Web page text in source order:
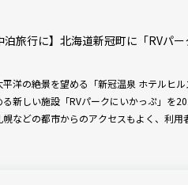
もまとめました。
泊旅行に】北海道新冠町に「RVパ
洋の絶景を望める「新冠温泉 ホテルヒ
新しい施設「RVパークにいかっぷ」を
などの都市からのアクセスもよく、利用